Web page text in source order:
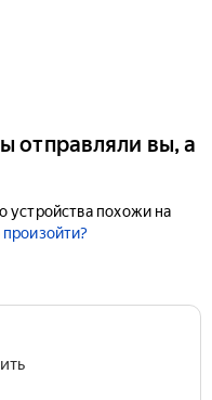
отправляли вы, а
устройства похожи на